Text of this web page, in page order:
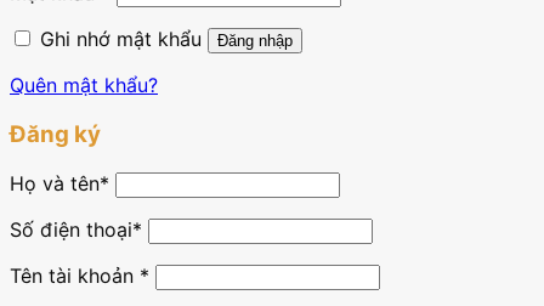
Ghi nhớ mật khẩu
Đăng nhập
Quên mật khẩu?
Đăng ký
Họ và tên*
Số điện thoại*
Tên tài khoản *